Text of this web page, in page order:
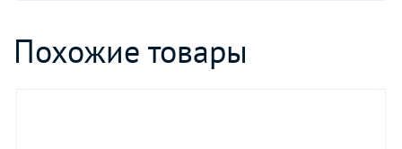
Похожие товары